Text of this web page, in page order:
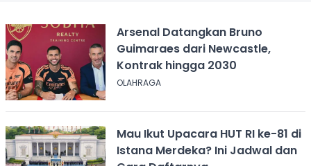
Arsenal Datangkan Bruno
Guimaraes dari Newcastle,
Kontrak hingga 2030
OLAHRAGA
Mau Ikut Upacara HUT RI ke-81 di
Istana Merdeka? Ini Jadwal dan